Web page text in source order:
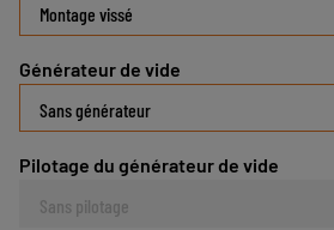
Montage vissé
Générateur de vide
Sans générateur
Pilotage du générateur de vide
Sans pilotage